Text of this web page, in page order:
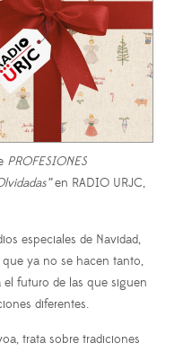
PROFESIONES
en RADIO URJC,
especiales de Navidad,
ya no se hacen tanto,
futuro de las que siguen
diferentes.
trata sobre tradiciones